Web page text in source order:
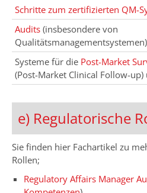
Schritte zum zertifizierten QM-
Audits (insbesondere von
Qualitätsmanagementsystemen)
Systeme für die Post-Market
(Post-Market Clinical Follow-up)
e) Regulatorische
Sie finden hier Fachartikel zu
Rollen;
Regulatory Affairs Manager